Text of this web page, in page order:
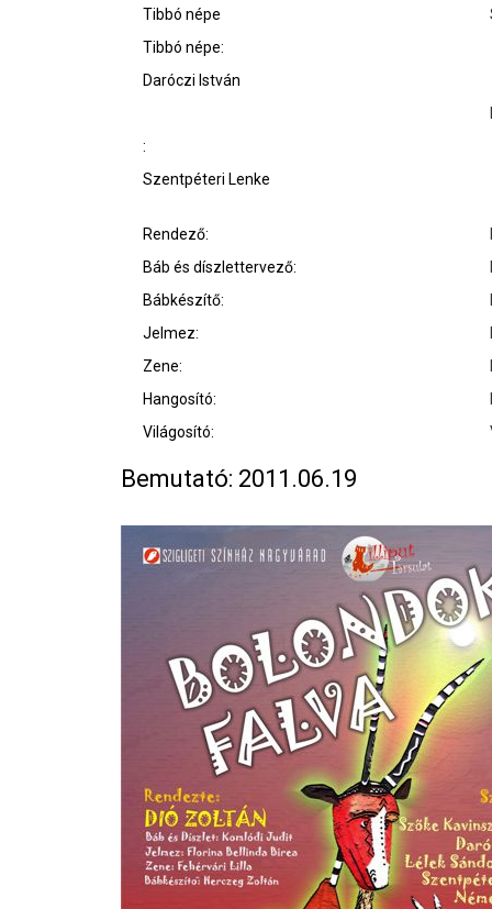
Tibbó népe
Tibbó népe:
Daróczi István
:
Szentpéteri Lenke
Rendező:
Báb és díszlettervező:
Bábkészítő:
Jelmez:
Zene:
Hangosító:
Világosító:
Bemutató: 2011.06.19